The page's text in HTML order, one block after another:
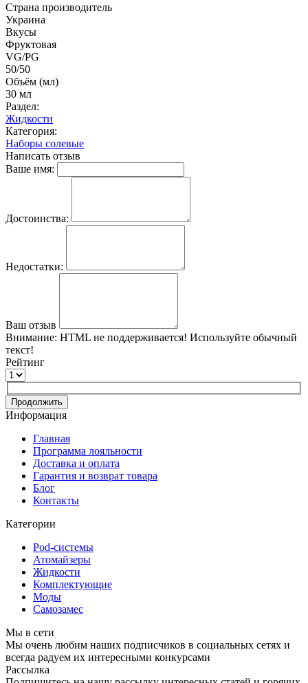
Страна производитель
Украина
Вкусы
Фруктовая
VG/PG
50/50
Объём (мл)
30 мл
Раздел:
Жидкости
Категория:
Наборы солевые
Написать отзыв
Ваше имя:
Достоинства:
Недостатки:
Ваш отзыв
Внимание: HTML не поддерживается! Используйте обычный
текст!
Рейтинг
Продолжить
Информация
Главная
Программа лояльности
Доставка и оплата
Гарантия и возврат товара
Блог
Контакты
Категории
Pod-системы
Атомайзеры
Жидкости
Комплектующие
Моды
Самозамес
Мы в сети
Мы очень любим наших подписчиков в социальных сетях и
всегда радуем их интересными конкурсами
Рассылка